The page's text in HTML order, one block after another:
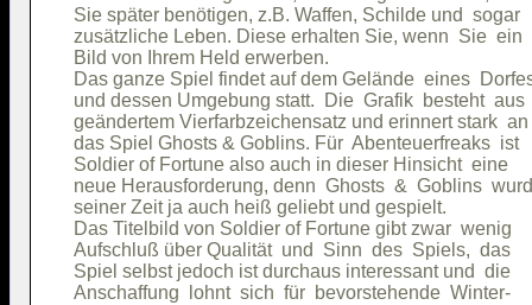
Sie später benötigen, z.B. Waffen, Schilde und  sogar
zusätzliche Leben. Diese erhalten Sie, wenn  Sie  ein
Bild von Ihrem Held erwerben.
Das ganze Spiel findet auf dem Gelände  eines
und dessen Umgebung statt.  Die  Grafik  besteht  aus
geändertem Vierfarbzeichensatz und erinnert stark  an
das Spiel Ghosts & Goblins. Für  Abenteuerfreaks  ist
Soldier of Fortune also auch in dieser Hinsicht  eine
neue Herausforderung, denn  Ghosts  &  Goblins
seiner Zeit ja auch heiß geliebt und gespielt.
Das Titelbild von Soldier of Fortune gibt zwar  wenig
Aufschluß über Qualität  und  Sinn  des  Spiels,  das
Spiel selbst jedoch ist durchaus interessant und  die
Anschaffung  lohnt  sich  für  bevorstehende  Winter-